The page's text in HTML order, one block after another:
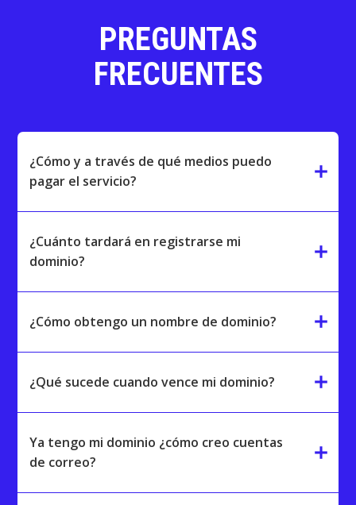
PREGUNTAS
FRECUENTES
¿Cómo y a través de qué medios puedo
pagar el servicio?
add
¿Cuánto tardará en registrarse mi
dominio?
add
¿Cómo obtengo un nombre de dominio? add
¿Qué sucede cuando vence mi dominio? add
Ya tengo mi dominio ¿cómo creo cuentas
de correo?
add